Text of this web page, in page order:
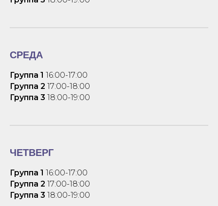
СРЕДА
Группа 1 16:00-17:00
Группа 2 17:00-18:00
Группа 3 18:00-19:00
ЧЕТВЕРГ
Группа 1 16:00-17:00
Группа 2 17:00-18:00
Группа 3 18:00-19:00